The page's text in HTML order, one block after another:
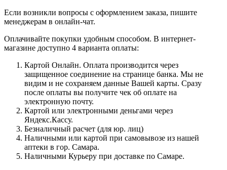
Если возникли вопросы с оформлением заказа, пишите
менеджерам в онлайн-чат.
Оплачивайте покупки удобным способом. В интернет-
магазине доступно 4 варианта оплаты:
Картой Онлайн. Оплата производится через
защищенное соединение на странице банка. Мы не
видим и не сохраняем данные Вашей карты. Сразу
после оплаты вы получите чек об оплате на
электронную почту.
Картой или электронными деньгами через
Яндекс.Кассу.
Безналичный расчет (для юр. лиц)
Наличными или картой при самовывозе из нашей
аптеки в гор. Самара.
Наличными Курьеру при доставке по Самаре.